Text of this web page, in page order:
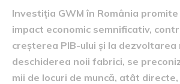
Investiția GWM în România promite
impact economic semnificativ,
creșterea PIB-ului și la dezvoltarea
deschiderea noii fabrici, se
mii de locuri de muncă, atât